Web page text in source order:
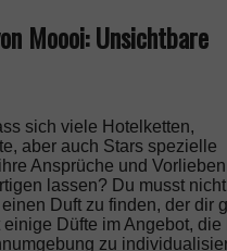
Moooi: Unsichtbare
sich viele Hotelketten,
aber auch Stars spezielle
Ansprüche und Vorlieben
lassen? Du musst
Duft zu finden, der dir
Düfte im Angebot, die
zu